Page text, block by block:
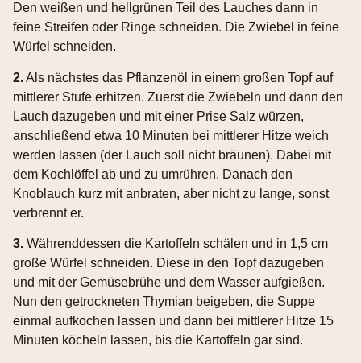
Den weißen und hellgrünen Teil des Lauches dann in
feine Streifen oder Ringe schneiden. Die Zwiebel in feine
Würfel schneiden.
2.Als nächstes das Pflanzenöl in einem großen Topf auf
mittlerer Stufe erhitzen. Zuerst die Zwiebeln und dann den
Lauch dazugeben und mit einer Prise Salz würzen,
anschließend etwa 10 Minuten bei mittlerer Hitze weich
werden lassen (der Lauch soll nicht bräunen). Dabei mit
dem Kochlöffel ab und zu umrühren. Danach den
Knoblauch kurz mit anbraten, aber nicht zu lange, sonst
verbrennt er.
3. Währenddessen die Kartoffeln schälen und in 1,5 cm
große Würfel schneiden. Diese in den Topf dazugeben
und mit der Gemüsebrühe und dem Wasser aufgießen.
Nun den getrockneten Thymian beigeben, die Suppe
einmal aufkochen lassen und dann bei mittlerer Hitze 15
Minuten köcheln lassen, bis die Kartoffeln gar sind.